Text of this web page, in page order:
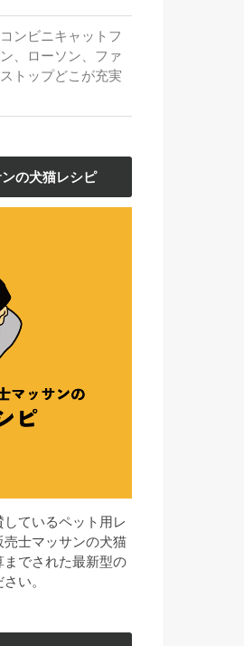
ンビニキャットフ
、ローソン、ファ
トップどこが充実
の犬猫レシピ
ているペット用レ
士マッサンの犬猫
までされた最新型の
い。